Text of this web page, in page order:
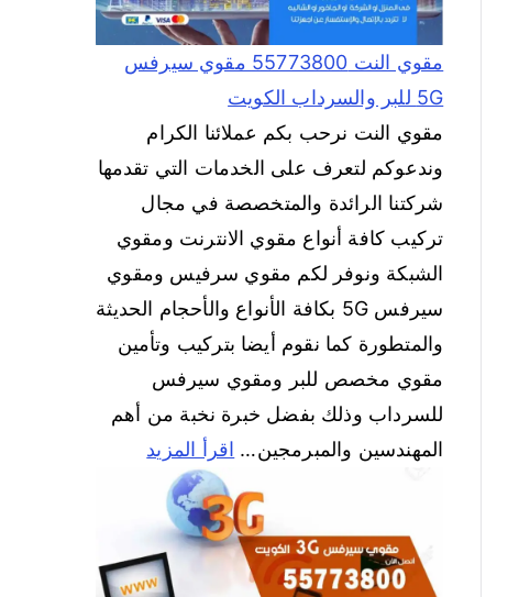
مقوي النت 55773800 مقوي سيرفس
5G للبر والسرداب الكويت
مقوي النت نرحب بكم عملائنا الكرام
وندعوكم لتعرف على الخدمات التي تقدمها
شركتنا الرائدة والمتخصصة في مجال
تركيب كافة أنواع مقوي الانترنت ومقوي
الشبكة ونوفر لكم مقوي سرفيس ومقوي
سيرفس 5G بكافة الأنواع والأحجام الحديثة
والمتطورة كما نقوم أيضا بتركيب وتأمين
مقوي مخصص للبر ومقوي سيرفس
للسرداب وذلك بفضل خبرة نخبة من أهم
المهندسين والمبرمجين… اقرأ المزيد